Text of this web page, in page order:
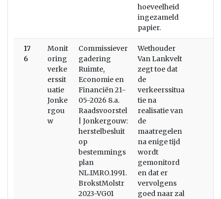
hoeveelheid
ingezameld
papier.
17
6
Monit
oring
verke
erssit
uatie
Jonke
rgou
w
Commissiever
gadering
Ruimte,
Economie en
Financiën 21-
05-2026 8.a.
Raadsvoorstel
| Jonkergouw:
herstelbesluit
op
bestemmings
plan
NL.IMRO.1991.
BrokstMolstr
2023-VG01
Wethouder
Van Lankvelt
zegt toe dat
de
verkeerssitua
tie na
realisatie van
de
maatregelen
na enige tijd
wordt
gemonitord
en dat er
vervolgens
goed naar zal